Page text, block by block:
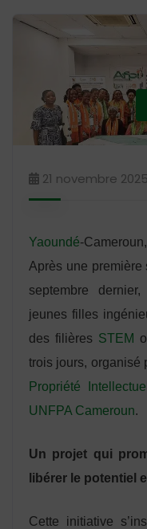
21 novembre 2025
Yaoundé-
Après une première
septembre
jeunes filles
des filières STEM
trois jours, organisé
Propriété
UNFPA Cameroun.
Un projet qui
libérer le potentiel
Cette initiative